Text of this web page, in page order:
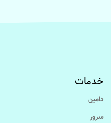
خدمات
دامین
سرور